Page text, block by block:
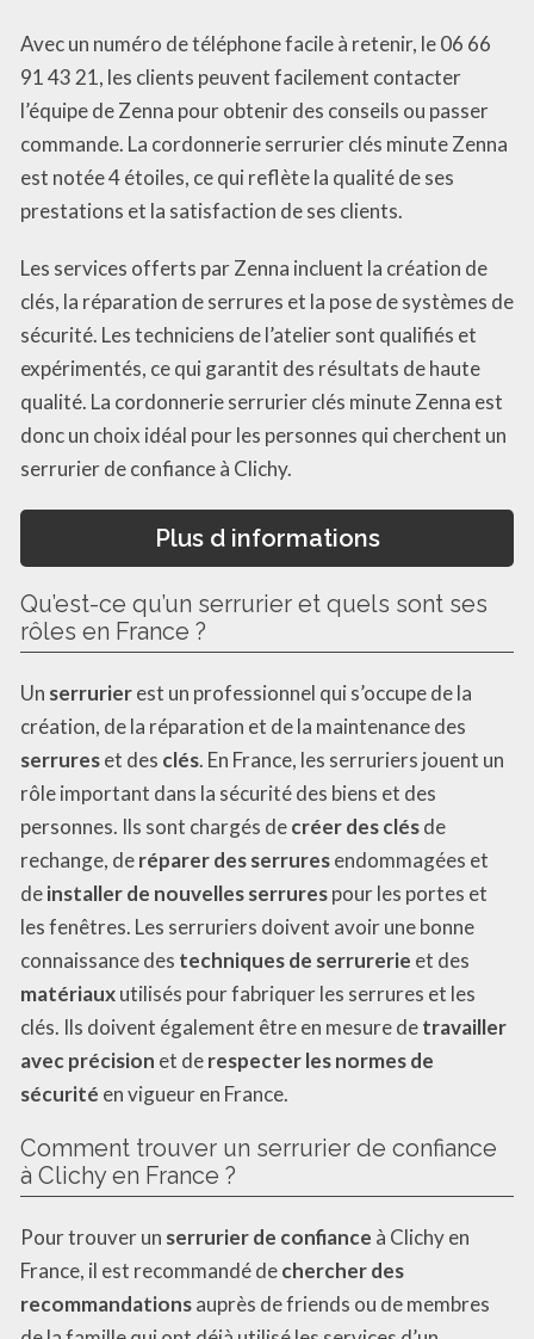
Avec un numéro de téléphone facile à retenir, le 06 66
91 43 21, les clients peuvent facilement contacter
l’équipe de Zenna pour obtenir des conseils ou passer
commande. La cordonnerie serrurier clés minute Zenna
est notée 4 étoiles, ce qui reflète la qualité de ses
prestations et la satisfaction de ses clients.
Les services offerts par Zenna incluent la création de
clés, la réparation de serrures et la pose de systèmes de
sécurité. Les techniciens de l’atelier sont qualifiés et
expérimentés, ce qui garantit des résultats de haute
qualité. La cordonnerie serrurier clés minute Zenna est
donc un choix idéal pour les personnes qui cherchent un
serrurier de confiance à Clichy.
Plus d informations
Qu’est-ce qu’un serrurier et quels sont ses
rôles en France ?
Un serrurierest un professionnel qui s’occupe de la
création, de la réparation et de la maintenance des
serrureset des clés. En France, les serruriers jouent un
rôle important dans la sécurité des biens et des
personnes. Ils sont chargés decréer des clésde
rechange, deréparer des serruresendommagées et
deinstaller de nouvelles serrurespour les portes et
les fenêtres. Les serruriers doivent avoir une bonne
connaissance des techniques de serrurerie et des
matériauxutilisés pour fabriquer les serrures et les
clés. Ils doivent également être en mesure detravailler
avec précision et derespecter les normes de
sécurité en vigueur en France.
Comment trouver un serrurier de confiance
à Clichy en France ?
Pour trouver un serrurier de confiance à Clichy en
France, il est recommandé dechercher des
recommandationsauprès de friends ou de membres